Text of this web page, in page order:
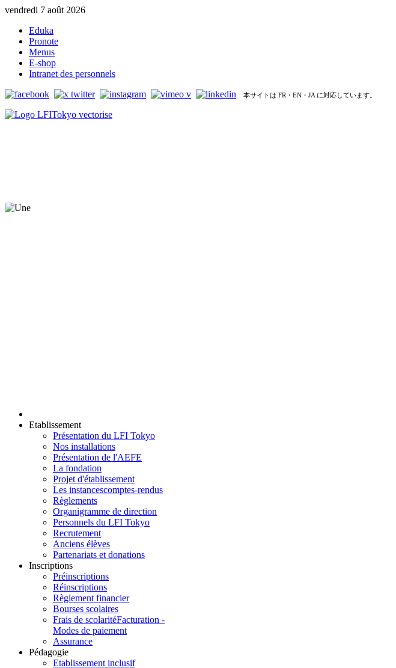
vendredi 7 août 2026
Eduka
Pronote
Menus
E-shop
Intranet des personnels
本サイトは FR・EN・JA に対応しています。
Etablissement
Présentation du LFI Tokyo
Nos installations
Présentation de l'AEFE
La fondation
Projet d'établissement
Les instancescomptes-rendus
Règlements
Organigramme de direction
Personnels du LFI Tokyo
Recrutement
Anciens élèves
Partenariats et donations
Inscriptions
Préinscriptions
Réinscriptions
Règlement financier
Bourses scolaires
Frais de scolaritéFacturation -
Modes de paiement
Assurance
Pédagogie
Etablissement inclusif